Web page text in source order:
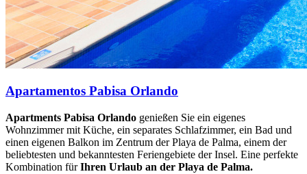
Apartamentos Pabisa Orlando
Apartments Pabisa Orlando genießen Sie ein eigenes
Wohnzimmer mit Küche, ein separates Schlafzimmer, ein Bad und
einen eigenen Balkon im Zentrum der Playa de Palma, einem der
beliebtesten und bekanntesten Feriengebiete der Insel. Eine perfekte
Kombination fürIhren Urlaub an der Playa de Palma.